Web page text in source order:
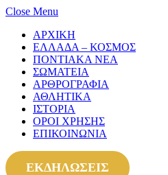
Close Menu
ΑΡΧΙΚΗ
ΕΛΛΑΔΑ – ΚΟΣΜΟΣ
ΠΟΝΤΙΑΚΑ ΝΕΑ
ΣΩΜΑΤΕΙΑ
ΑΡΘΡΟΓΡΑΦΙΑ
ΑΘΛΗΤΙΚΑ
ΙΣΤΟΡΙΑ
ΟΡΟΙ ΧΡΗΣΗΣ
ΕΠΙΚΟΙΝΩΝΙΑ
ΕΚΔΗΛΩΣΕΙΣ